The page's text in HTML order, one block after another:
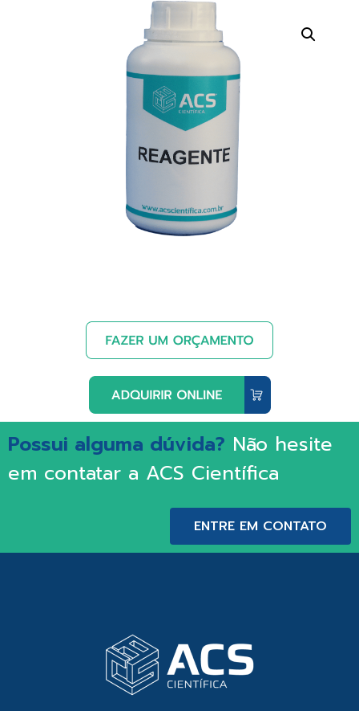
Possui alguma dúvida? Não hesite
em contatar a ACS Científica
ENTRE EM CONTATO